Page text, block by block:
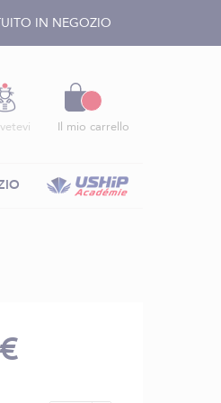
IN NEGOZIO
Il mio carrello